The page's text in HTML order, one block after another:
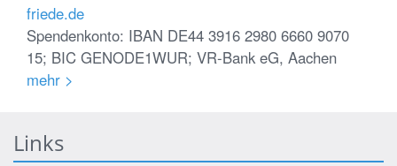
friede.de
Spendenkonto: IBAN DE44 3916 2980 6660 9070
15; BIC GENODE1WUR; VR-Bank eG, Aachen
mehr >
Links